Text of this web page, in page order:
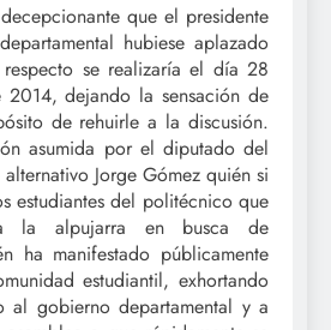
que el presidente
hubiese aplazado
se realizaría el día 28
2014, dejando la sensación de
de rehuirle a la discusión.
asumida por el diputado del
Jorge Gómez quién si
estudiantes del politécnico que
la alpujarra en busca de
ha manifestado públicamente
estudiantil, exhortando
al gobierno departamental y a